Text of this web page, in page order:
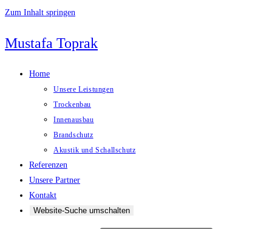
Zum Inhalt springen
Mustafa Toprak
Home
Unsere Leistungen
Trockenbau
Innenausbau
Brandschutz
Akustik und Schallschutz
Referenzen
Unsere Partner
Kontakt
Website-Suche umschalten